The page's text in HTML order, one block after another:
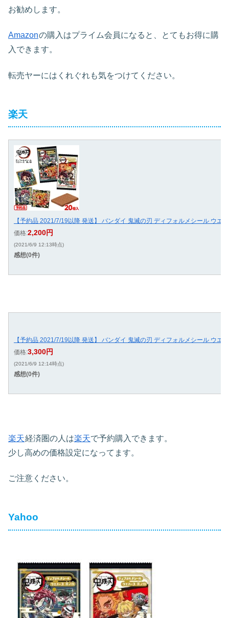
お勧めします。
Amazonの購入はプライム会員になると、とてもお得に購
入できます。
転売ヤーにはくれぐれも気をつけてください。
楽天
【予約品 2021/7/19以降 発送】 バンダイ 鬼滅の刃 ディフォルメシール ウ
価格:2,200円
(2021/6/9 12:13時点)
感想(0件)
【予約品 2021/7/19以降 発送】 バンダイ 鬼滅の刃 ディフォルメシール ウ
価格:3,300円
(2021/6/9 12:14時点)
感想(0件)
楽天経済圏の人は楽天で予約購入できます。
少し高めの価格設定になってます。
ご注意ください。
Yahoo